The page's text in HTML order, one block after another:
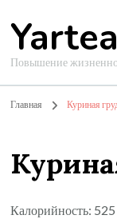
Повышение
Главная Куриная
Калорийность: